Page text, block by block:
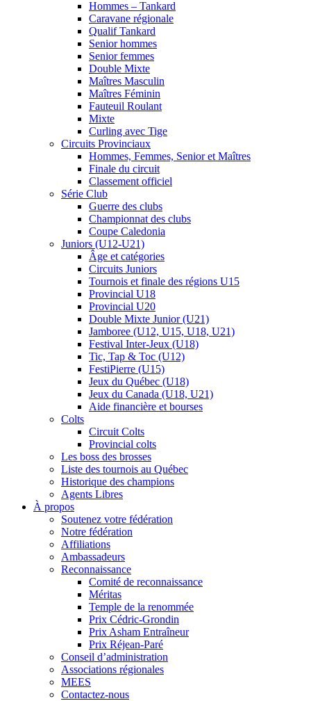
Hommes – Tankard
Caravane régionale
Qualif Tankard
Senior hommes
Senior femmes
Double Mixte
Maîtres Masculin
Maîtres Féminin
Fauteuil Roulant
Mixte
Curling avec Tige
Circuits Provinciaux
Hommes, Femmes, Senior et Maîtres
Finale du circuit
Classement officiel
Série Club
Guerre des clubs
Championnat des clubs
Coupe Caledonia
Juniors (U12-U21)
Âge et catégories
Circuits Juniors
Tournois et finale des régions U15
Provincial U18
Provincial U20
Double Mixte Junior (U21)
Jamboree (U12, U15, U18, U21)
Festival Inter-Jeux (U18)
Tic, Tap & Toc (U12)
FestiPierre (U15)
Jeux du Québec (U18)
Jeux du Canada (U18, U21)
Aide financière et bourses
Colts
Circuit Colts
Provincial colts
Les boss des brosses
Liste des tournois au Québec
Historique des champions
Agents Libres
À propos
Soutenez votre fédération
Notre fédération
Affiliations
Ambassadeurs
Reconnaissance
Comité de reconnaissance
Méritas
Temple de la renommée
Prix Cédric-Grondin
Prix Asham Entraîneur
Prix Réjean-Paré
Conseil d’administration
Associations régionales
MEES
Contactez-nous